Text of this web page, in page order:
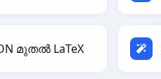
മുതൽ LaTeX